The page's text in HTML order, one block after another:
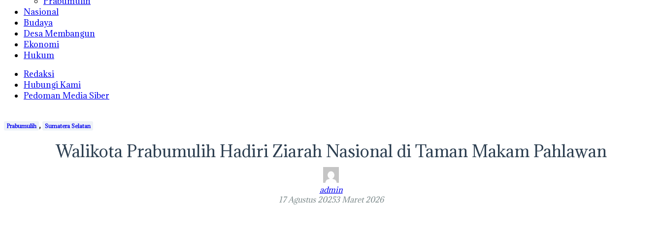
Nasional
Budaya
Desa Membangun
Ekonomi
Hukum
Redaksi
Hubungi Kami
Pedoman Media Siber
Prabumulih , Sumatera Selatan
Walikota Prabumulih Hadiri Ziarah Nasional di Taman Makam Pahlawan
admin
17 Agustus 20253 Maret 2026